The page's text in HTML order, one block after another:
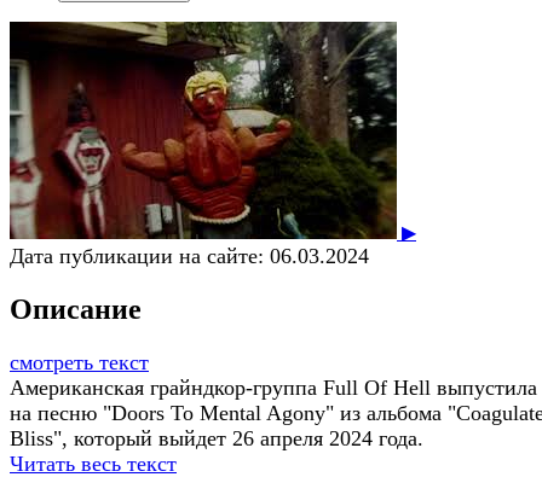
▶
Дата публикации на сайте: 06.03.2024
Описание
смотреть текст
Американская грайндкор-группа Full Of Hell
на песню "Doors To Mental Agony" из альбома
Bliss", который выйдет 26 апреля 2024 года.
Читать весь текст